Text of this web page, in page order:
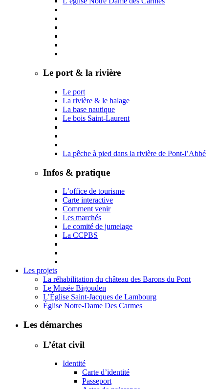
Le port & la rivière
Le port
La rivière & le halage
La base nautique
Le bois Saint-Laurent
La pêche à pied dans la rivière de Pont-l’Abbé
Infos & pratique
L’office de tourisme
Carte interactive
Comment venir
Les marchés
Le comité de jumelage
La CCPBS
Les projets
La réhabilitation du château des Barons du Pont
Le Musée Bigouden
L’Église Saint-Jacques de Lambourg
Église Notre-Dame Des Carmes
Les démarches
L’état civil
Identité
Carte d’identité
Passeport